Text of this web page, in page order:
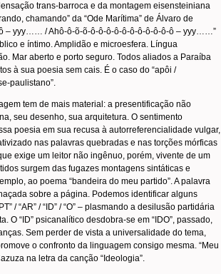
trans-barroca e da montagem eisensteiniana
chamando” da “Ode Marítima” de Álvaro de
– yyy…… / Ahô-ô-õ-õ-ô-ô-ô-ô-ô-ô-ô-ô-ô-ô-ô – yyy……”
e íntimo. Amplidão e microesfera. Língua
Mar aberto e porto seguro. Todos aliados a Paraíba
à sua poesia sem cais. É o caso do “apôi /
paulistano”.
tem de mais material: a presentificação não
seu desenho, sua arquitetura. O sentimento
poesia em sua recusa à autorreferencialidade vulgar,
nas palavras quebradas e nas torções mórficas
exige um leitor não ingênuo, porém, vivente de um
surgem das fugazes montagens sintáticas e
ao poema “bandeira do meu partido”. A palavra
sobre a página. Podemos identificar alguns
/ “AR” / “ID” / “O” – plasmando a desilusão partidária
O “ID” psicanalítico desdobra-se em “IDO”, passado,
Sem perder de vista a universalidade do tema,
o confronto da linguagem consigo mesma. “Meu
na letra da canção “Ideologia”.